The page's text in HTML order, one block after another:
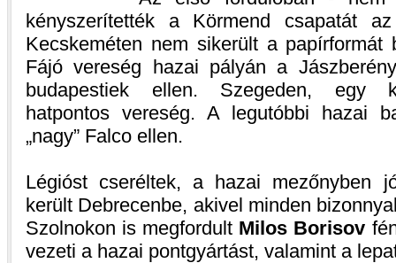
kényszerítették a Körmend csapatát
Kecskeméten nem sikerült a
Fájó vereség hazai pályán a
budapestiek ellen. Szegeden, egy
hatpontos vereség. A legutóbbi hazai
„nagy” Falco ellen.
Légióst cseréltek, a hazai mezőnyben
került Debrecenbe, akivel minden
Szolnokon is megfordult Milos Borisov
vezeti a hazai pontgyártást, valamint a